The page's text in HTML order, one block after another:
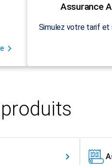
Assurance
Simulez votre tarif et